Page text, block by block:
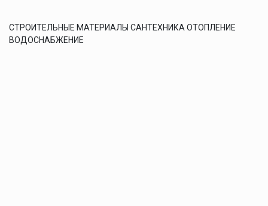
СТРОИТЕЛЬНЫЕ МАТЕРИАЛЫ САНТЕХНИКА ОТОПЛЕНИЕ
ВОДОСНАБЖЕНИЕ